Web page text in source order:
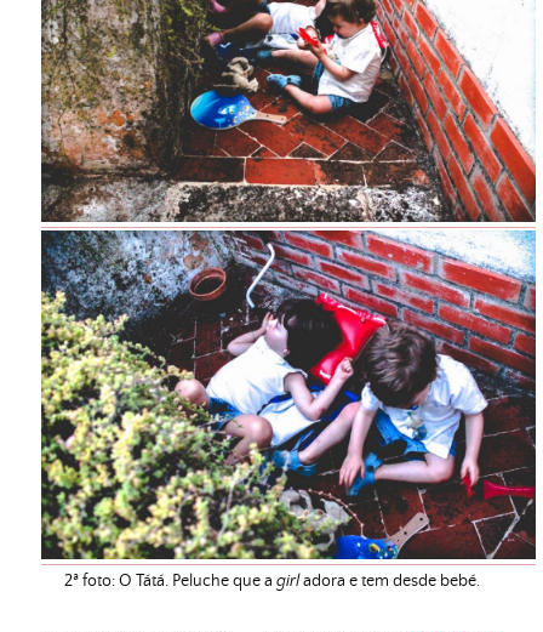
2ª foto: O Tátá. Peluche que a girladora e tem desde bebé.